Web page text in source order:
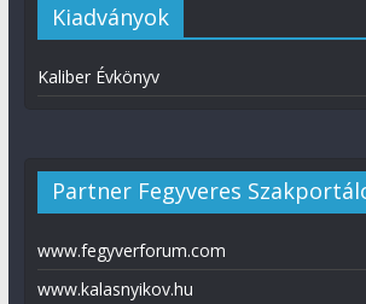
Kiadványok
Kaliber Évkönyv
Partner Fegyveres
www.fegyverforum.com
www.kalasnyikov.hu